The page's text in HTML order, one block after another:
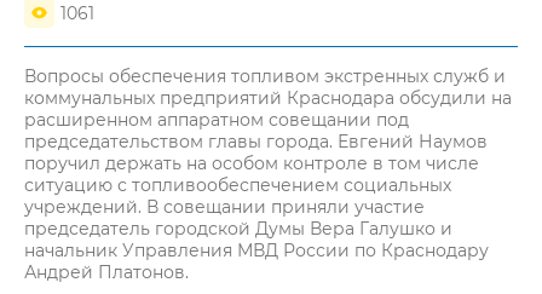
1061
Вопросы обеспечения топливом экстренных служб и
коммунальных предприятий Краснодара обсудили на
расширенном аппаратном совещании под
председательством главы города. Евгений Наумов
поручил держать на особом контроле в том числе
ситуацию с топливообеспечением социальных
учреждений. В совещании приняли участие
председатель городской Думы Вера Галушко и
начальник Управления МВД России по Краснодару
Андрей Платонов.